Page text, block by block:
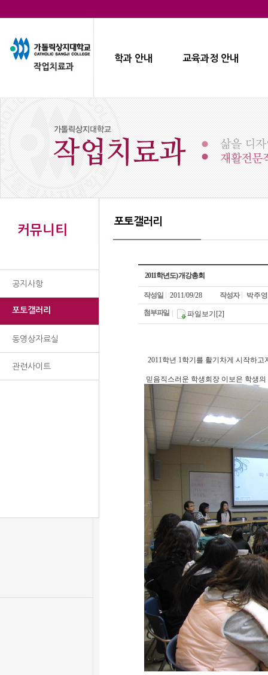
학과 안내 교육과정 안내
커뮤니티
공지사항
포토갤러리
동영상자료실
관련사이트
포토갤러리
2011학년도) 개강총회
작성일 2011/09/28 작성자 박주영
첨부파일 파일보기[2]
2011학년 1학기를 활기차게 시작하
믿음직스러운 학생회장 이보은 학생